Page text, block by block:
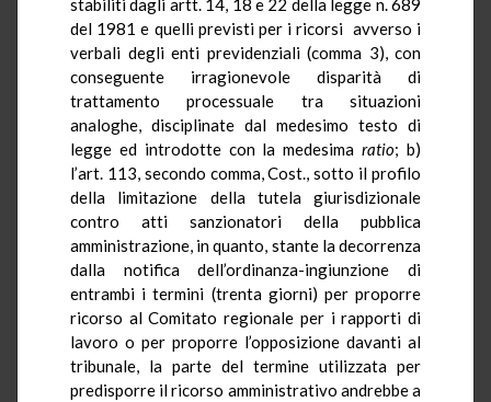
stabiliti dagli artt. 14, 18 e 22 della legge n. 689
del 1981 e quelli previsti per i ricorsi avverso i
verbali degli enti previdenziali (comma 3), con
conseguente irragionevole disparità di
trattamento processuale tra situazioni
analoghe, disciplinate dal medesimo testo di
legge ed introdotte con la medesimaratio; b)
l’art. 113, secondo comma, Cost., sotto il profilo
della limitazione della tutela giurisdizionale
contro atti sanzionatori della pubblica
amministrazione, in quanto, stante la decorrenza
dalla notifica dell’ordinanza-ingiunzione di
entrambi i termini (trenta giorni) per proporre
ricorso al Comitato regionale per i rapporti di
lavoro o per proporre l’opposizione davanti al
tribunale, la parte del termine utilizzata per
predisporre il ricorso amministrativo andrebbe a